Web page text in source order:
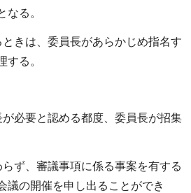
なる。
きは、委員長があらかじめ指名す
する。
必要と認める都度、委員長が招集
ず、審議事項に係る事案を有する
議の開催を申し出ることができ